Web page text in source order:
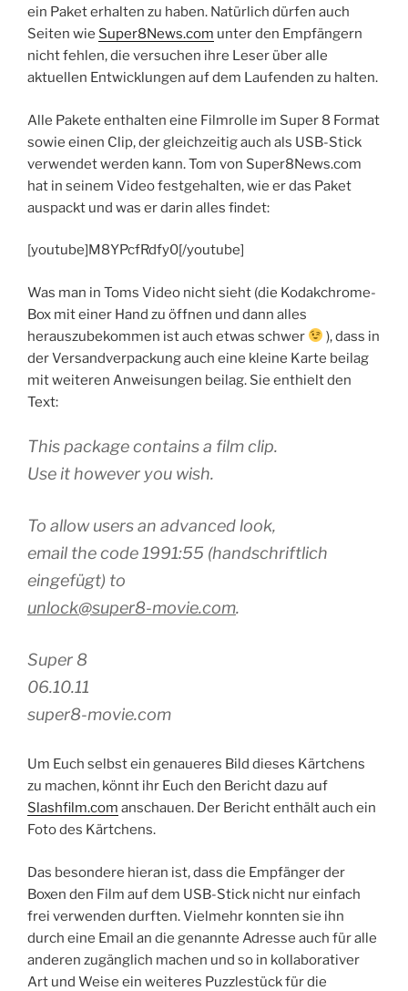
ein Paket erhalten zu haben. Natürlich dürfen auch
Seiten wie Super8News.com unter den Empfängern
nicht fehlen, die versuchen ihre Leser über alle
aktuellen Entwicklungen auf dem Laufenden zu halten.
Alle Pakete enthalten eine Filmrolle im Super 8 Format
sowie einen Clip, der gleichzeitig auch als USB-Stick
verwendet werden kann. Tom von Super8News.com
hat in seinem Video festgehalten, wie er das Paket
auspackt und was er darin alles findet:
[youtube]M8YPcfRdfy0[/youtube]
Was man in Toms Video nicht sieht (die Kodakchrome-
Box mit einer Hand zu öffnen und dann alles
herauszubekommen ist auch etwas schwer
), dass in
der Versandverpackung auch eine kleine Karte beilag
mit weiteren Anweisungen beilag. Sie enthielt den
Text:
This package contains a film clip.
Use it however you wish.
To allow users an advanced look,
email the code 1991:55 (handschriftlich
eingefügt) to
unlock@super8-movie.com.
Super 8
06.10.11
super8-movie.com
Um Euch selbst ein genaueres Bild dieses Kärtchens
zu machen, könnt ihr Euch den Bericht dazu auf
Slashfilm.com anschauen. Der Bericht enthält auch ein
Foto des Kärtchens.
Das besondere hieran ist, dass die Empfänger der
Boxen den Film auf dem USB-Stick nicht nur einfach
frei verwenden durften. Vielmehr konnten sie ihn
durch eine Email an die genannte Adresse auch für alle
anderen zugänglich machen und so in kollaborativer
Art und Weise ein weiteres Puzzlestück für die